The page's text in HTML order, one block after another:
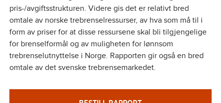
pris-/avgiftsstrukturen. Videre gis det er relativt bred
omtale av norske trebrenselressurser, av hva som må til i
form av priser for at disse ressursene skal bli tilgjengelige
for brenselformål og av muligheten for lønnsom
trebrenselutnyttelse i Norge. Rapporten gir også en bred
omtale av det svenske trebrensemarkedet.